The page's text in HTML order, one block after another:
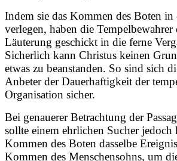
Indem sie das Kommen des Boten in
verlegen, haben die Tempelbewahrer
Läuterung geschickt in die ferne
Sicherlich kann Christus keinen
etwas zu beanstanden. So sind sich
Anbeter der Dauerhaftigkeit der
Organisation sicher.
Bei genauerer Betrachtung der
sollte einem ehrlichen Sucher jedoch
Kommen des Boten dasselbe
Kommen des Menschensohns, um